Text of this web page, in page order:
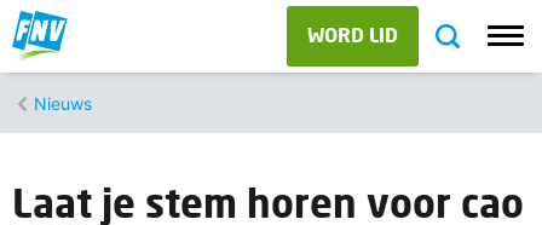
WORD LID
Nieuws
Laat je stem horen voor cao